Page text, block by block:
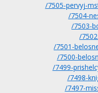
/7505-pervyj-
/7504-
/7503-
/
/7501-
/7500-
/7499-
/7498-
/7497-